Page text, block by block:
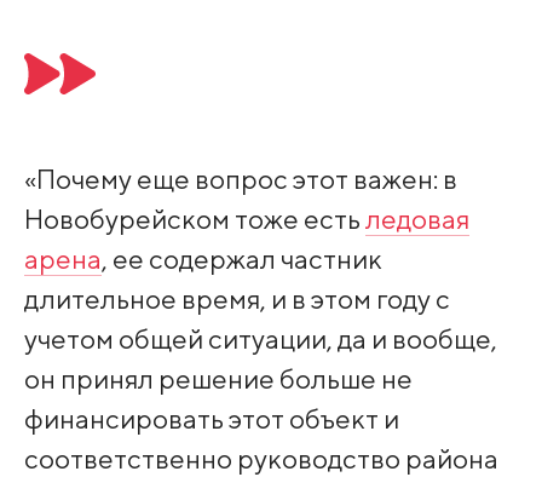
«Почему еще вопрос этот важен: в
Новобурейском тоже естьледовая
арена, ее содержал частник
длительное время, и в этом году с
учетом общей ситуации, да и вообще,
он принял решение больше не
финансировать этот объект и
соответственно руководство района